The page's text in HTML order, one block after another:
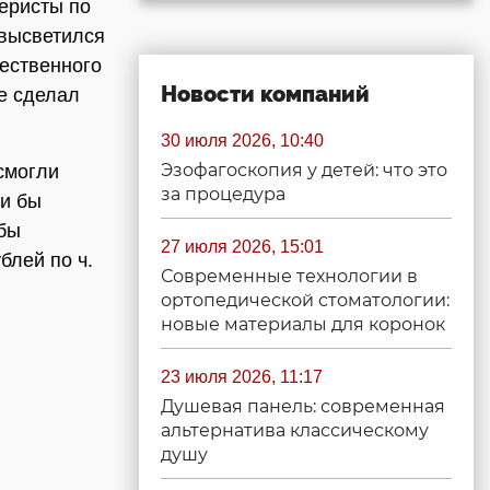
по
сделал
бы
по ч.
Новости компаний
30 июля 2026, 10:40
Эзофагоскопия у детей: что это
за процедура
27 июля 2026, 15:01
Современные технологии в
ортопедической стоматологии:
новые материалы для коронок
23 июля 2026, 11:17
Душевая панель: современная
альтернатива классическому
душу